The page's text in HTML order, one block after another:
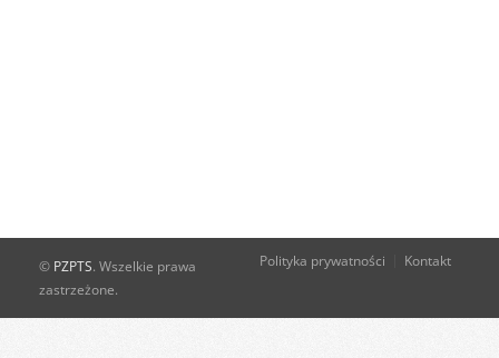
© PZPTS. Wszelkie prawa
zastrzeżone.
Polityka prywatności Kontakt